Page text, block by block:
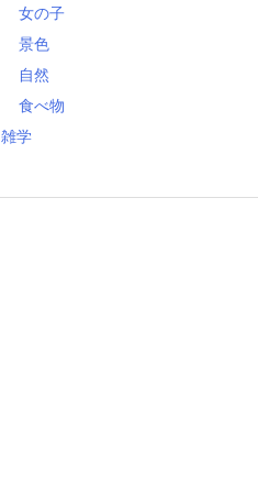
女の子
景色
自然
食べ物
雑学